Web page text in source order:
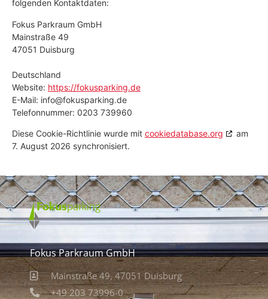
folgenden Kontaktdaten:
Fokus Parkraum GmbH
Mainstraße 49
47051 Duisburg
Deutschland
Website: https://fokusparking.de
E-Mail: info@fokusparking.de
Telefonnummer: 0203 739960
Diese Cookie-Richtlinie wurde mit cookiedatabase.org
am
7. August 2026 synchronisiert.
Fokus Parkraum GmbH
Mainstraße 49, 47051 Duisburg
+49 203 73996-0